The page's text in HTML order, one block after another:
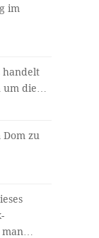
im
handelt
um die…
Dom zu